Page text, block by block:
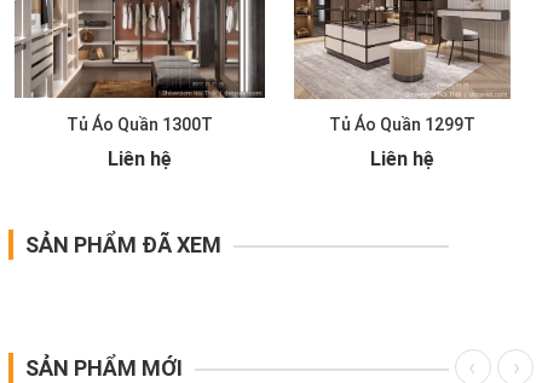
Tủ Áo Quần 1300T
Liên hệ
Tủ Áo Quần 1299T
Liên hệ
SẢN PHẨM ĐÃ XEM
SẢN PHẨM MỚI